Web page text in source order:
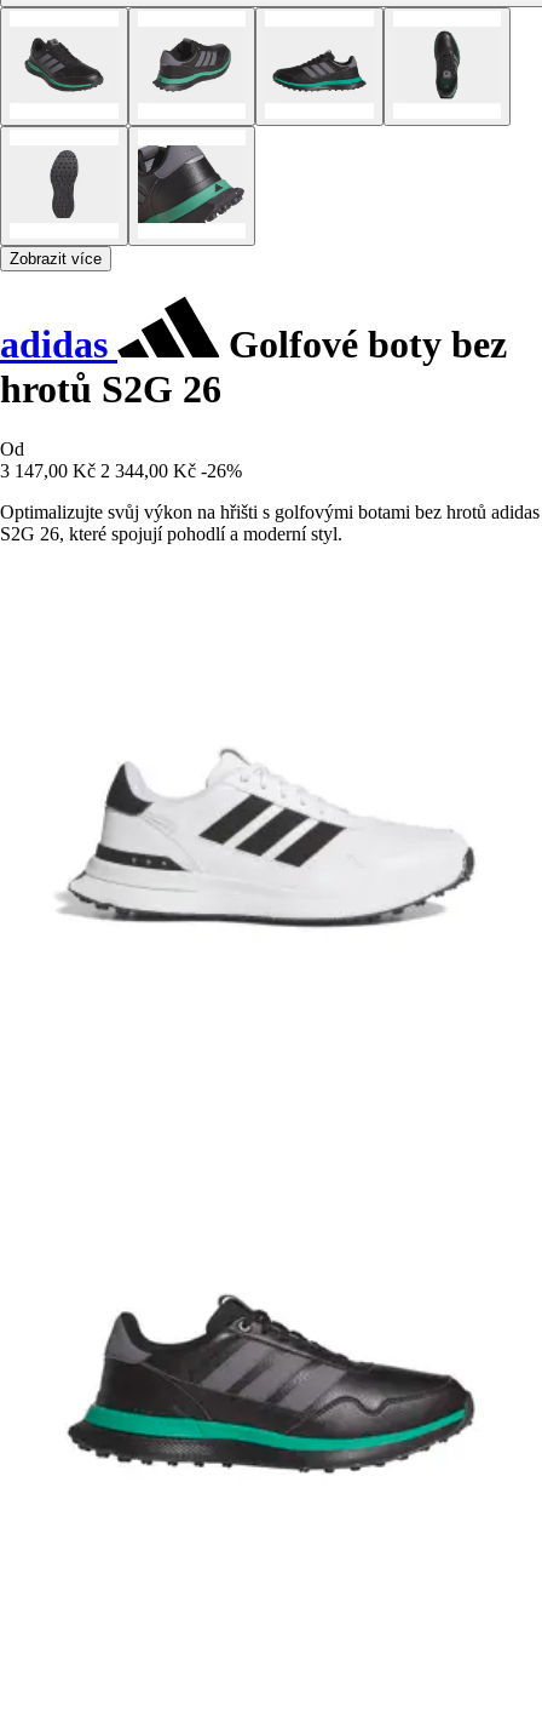
Zobrazit více
adidas
Golfové boty bez
hrotů S2G 26
Od
3 147,00 Kč 2 344,00 Kč -26%
Optimalizujte svůj výkon na hřišti s golfovými botami bez hrotů adidas
S2G 26, které spojují pohodlí a moderní styl.